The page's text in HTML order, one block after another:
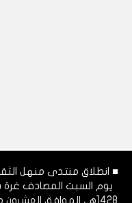
■ انطلاق منتدى منهل
يوم السبت المصادف
1428هـ، الموافق